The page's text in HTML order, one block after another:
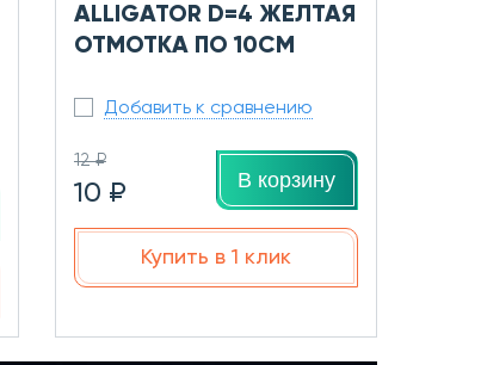
ALLIGATOR D=4 ЖЕЛТАЯ
ОТМОТКА ПО 10СМ
Добавить к сравнению
12 ₽
10 ₽ В корзину
Купить в 1 клик